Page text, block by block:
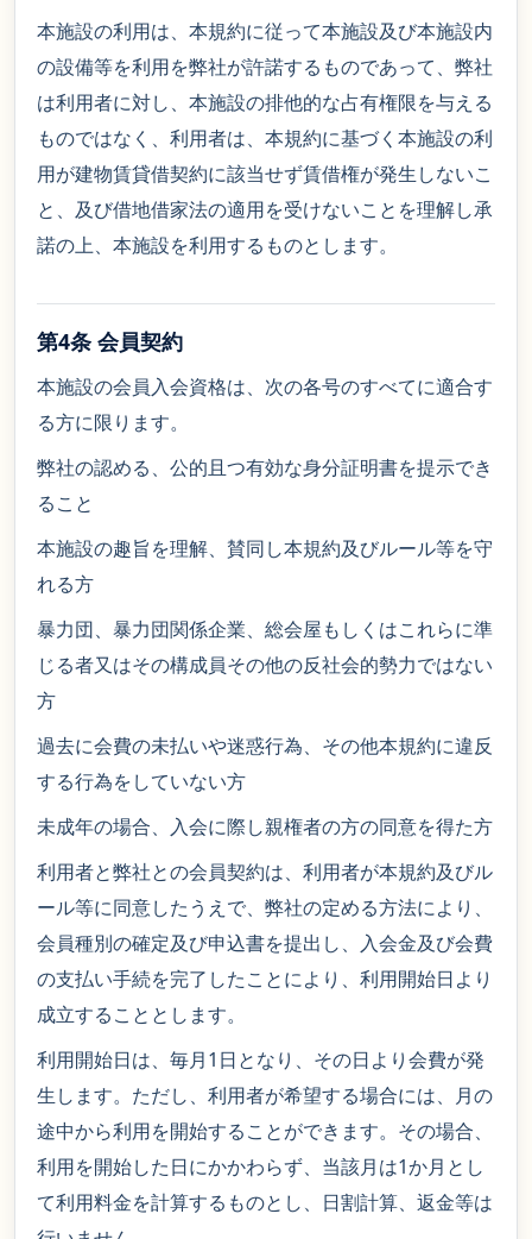
本施設の利用は、本規約に従って本施設及び本施設内
の設備等を利用を弊社が許諾するものであって、弊社
は利用者に対し、本施設の排他的な占有権限を与える
ものではなく、利用者は、本規約に基づく本施設の利
用が建物賃貸借契約に該当せず賃借権が発生しないこ
と、及び借地借家法の適用を受けないことを理解し承
諾の上、本施設を利用するものとします。
第4条 会員契約
本施設の会員入会資格は、次の各号のすべてに適合す
る方に限ります。
弊社の認める、公的且つ有効な身分証明書を提示でき
ること
本施設の趣旨を理解、賛同し本規約及びルール等を守
れる方
暴力団、暴力団関係企業、総会屋もしくはこれらに準
じる者又はその構成員その他の反社会的勢力ではない
方
過去に会費の未払いや迷惑行為、その他本規約に違反
する行為をしていない方
未成年の場合、入会に際し親権者の方の同意を得た方
利用者と弊社との会員契約は、利用者が本規約及びル
ール等に同意したうえで、弊社の定める方法により、
会員種別の確定及び申込書を提出し、入会金及び会費
の支払い手続を完了したことにより、利用開始日より
成立することとします。
利用開始日は、毎月1日となり、その日より会費が発
生します。ただし、利用者が希望する場合には、月の
途中から利用を開始することができます。その場合、
利用を開始した日にかかわらず、当該月は1か月とし
て利用料金を計算するものとし、日割計算、返金等は